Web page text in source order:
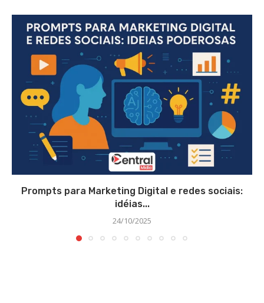
Prompts para Marketing Digital e redes sociais:
idéias...
24/10/2025